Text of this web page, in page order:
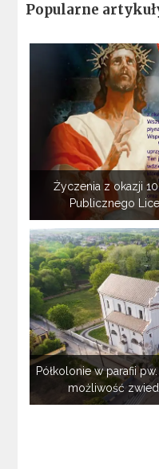
Popularne
Życzenia z okazji
Publicznego
Półkolonie w parafii
możliwość